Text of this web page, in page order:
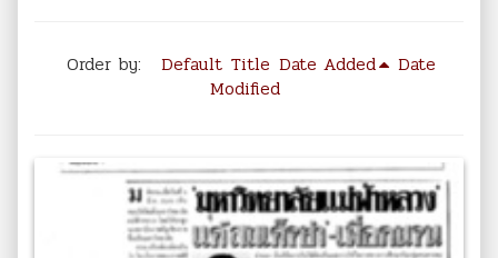
Order by: Default Title Date Added
Date
Modified